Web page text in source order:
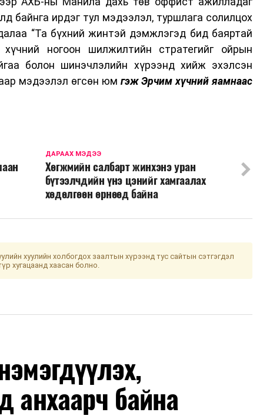
байнга ирдэг тул мэдээлэл, туршлага солилцох
“Та бүхний жинтэй дэмжлэгэд бид баяртай
ногоон шилжилтийн стратегийг ойрын
болон шинэчлэлийн хүрээнд хийж эхэлсэн
мэдээлэл өгсөн юм гэж Эрчим хүчний яамнаас
ДАРААХ МЭДЭЭ
Хөгжмийн салбарт жинхэнэ уран
бүтээлчдийн үнэ цэнийг хамгаалах
хөдөлгөөн өрнөөд байна
хуулийн холбогдох заалтын хүрээнд тус сайтын сэтгэгдэл
хугацаанд хаасан болно.
анхаарч байна